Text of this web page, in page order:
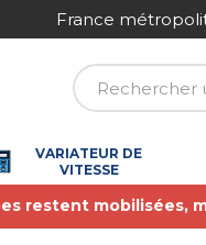
VARIATEUR DE
VITESSE
restent mobilisées,